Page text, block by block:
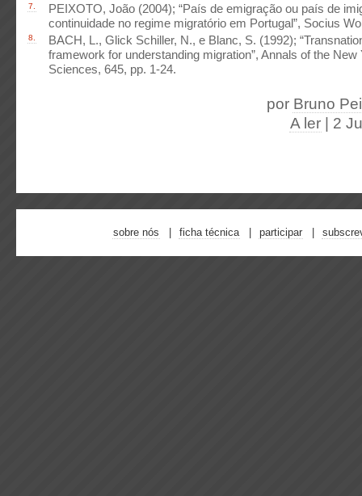
7.
PEIXOTO, João (2004); “País de emigração ou país de
continuidade no regime migratório em Portugal”, Socius
8.
BACH, L., Glick Schiller, N., e Blanc, S. (1992);
framework for understanding migration”, Annals of the
Sciences, 645, pp. 1-24.
por Bruno
A ler | 2
sobre nós ficha técnica participar